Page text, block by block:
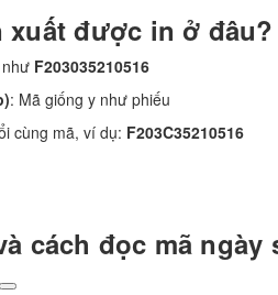
xuất được in ở đâu?
F203035210516
: Mã giống y như phiếu
cùng mã, ví dụ: F203C35210516
cách đọc mã ngày